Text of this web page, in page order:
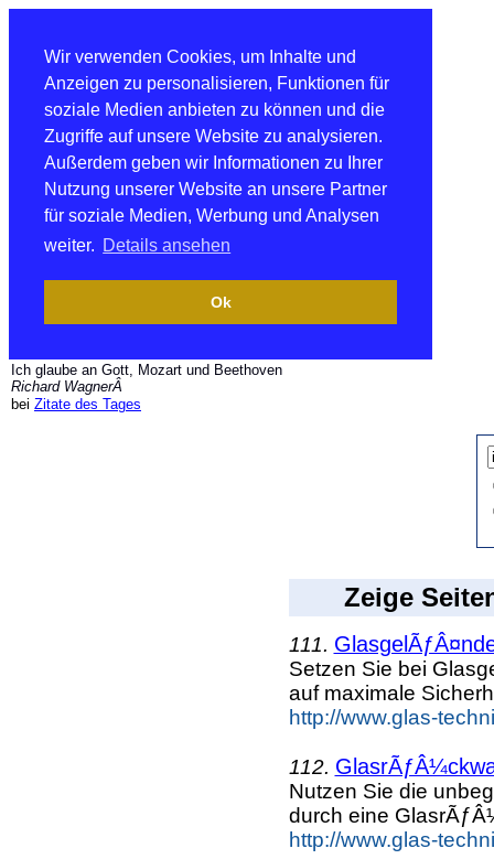
Wir verwenden Cookies, um Inhalte und
Anzeigen zu personalisieren, Funktionen für
soziale Medien anbieten zu können und die
Zugriffe auf unsere Website zu analysieren.
Außerdem geben wir Informationen zu Ihrer
Nutzung unserer Website an unsere Partner
für soziale Medien, Werbung und Analysen
weiter. Details ansehen
Ok
Ich glaube an Gott, Mozart und Beethoven
Richard WagnerÂ
bei Zitate des Tages
Zeige
111.
Setzen Sie bei
auf maximale
http://www.glas-
112.
Nutzen Sie die
durch eine
http://www.glas-